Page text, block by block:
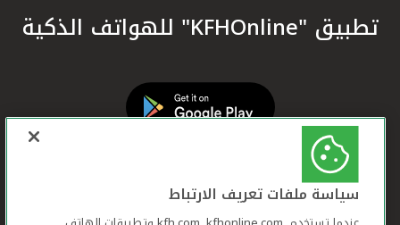
تطبيق "KFHOnline" للهواتف الذكية
سياسة ملفات تعريف الارتباط